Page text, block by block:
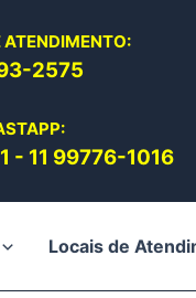
ATENDIMENTO:
2575
- 11 99776-1016
Locais de